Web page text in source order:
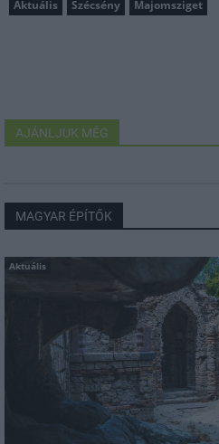
Aktuális Szécsény Majomsziget
AJÁNLJUK MÉG
MAGYAR ÉPÍTŐK
Aktuális